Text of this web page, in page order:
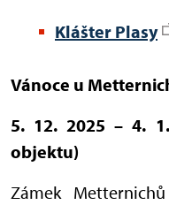
Klášter Plasy
Vánoce u
5. 12. 2025 – 4.
objektu)
Zámek